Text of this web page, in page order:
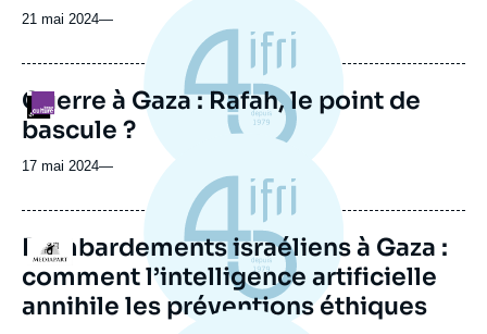
21 mai 2024—
Logo
Guerre à Gaza : Rafah, le point de
bascule ?
17 mai 2024—
Logo
Bombardements israéliens à Gaza :
comment l’intelligence artificielle
annihile les préventions éthiques